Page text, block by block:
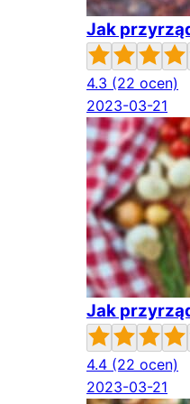
Jak
4.3 (22 ocen)
2023-03-21
Jak
4.4 (22 ocen)
2023-03-21